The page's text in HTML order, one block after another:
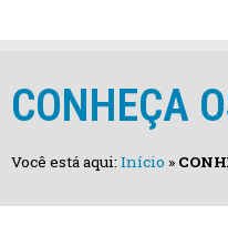
CONHEÇA
Você está aqui: Início »